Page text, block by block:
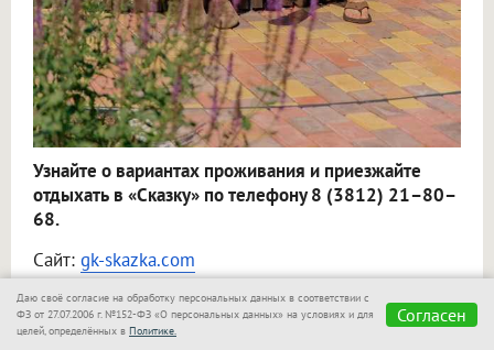
Узнайте о вариантах проживания и приезжайте
отдыхать в «Сказку» по телефону 8 (3812) 21–80–
68.
Сайт: gk-skazka.com
Организатор акций:ООО «Терем», ИНН
5528055166. Акции бессрочные. Подробнее
Даю своё согласие на обработку персональных данных в соответствии с
ФЗ от 27.07.2006 г. №152-ФЗ «О персональных данных» на условиях и для
целей, определённых в Политике.
Согласен